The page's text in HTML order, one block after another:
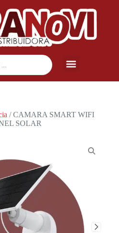
/ CAMARA SMART WIFI
SOLAR